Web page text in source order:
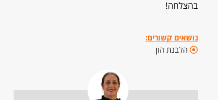
בהצלחה!
נושאים קשורים:
הלבנת הון